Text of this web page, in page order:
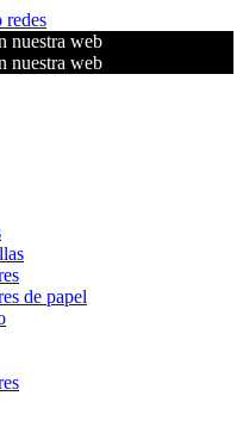
nuestra web
nuestra web
de papel